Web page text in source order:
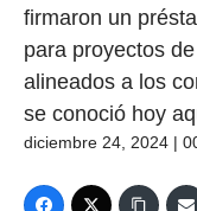
firmaron un
para proyectos
alineados a los
se conoció hoy
diciembre 24, 2024 |